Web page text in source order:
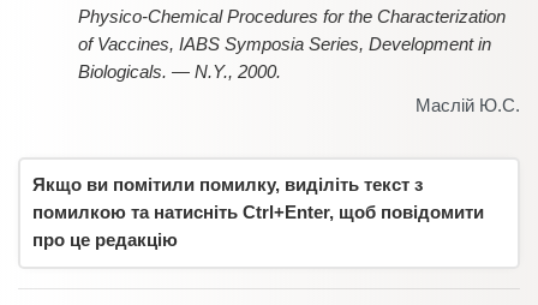
Physico-Chemical Procedures for the Characterization
of Vaccines, IABS Symposia Series, Development in
Biologicals. — N.Y., 2000.
Маслій Ю.С.
Якщо ви помітили помилку, виділіть текст з
помилкою та натисніть Ctrl+Enter, щоб повідомити
про це редакцію